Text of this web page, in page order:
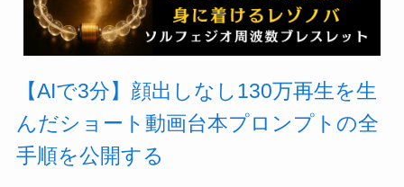
【AIで3分】顔出しなし130万再生を生
んだショート動画台本プロンプトの全
手順を公開する